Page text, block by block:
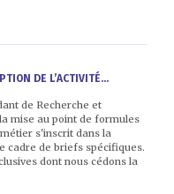
DE L’ACTIVITÉ...
de Recherche et
mise au point de formules
s'inscrit dans la
cadre de briefs spécifiques.
dont nous cédons la